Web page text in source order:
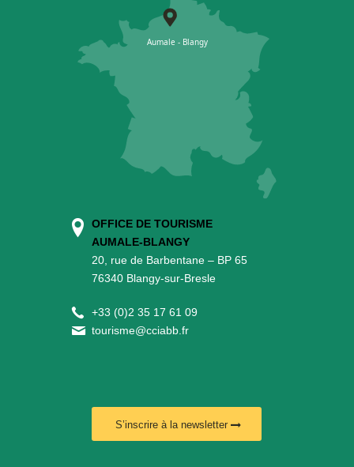
OFFICE DE TOURISME
AUMALE-BLANGY
20, rue de Barbentane – BP 65
76340 Blangy-sur-Bresle
+33 (0)2 35 17 61 09
tourisme@cciabb.fr
S’inscrire à la newsletter